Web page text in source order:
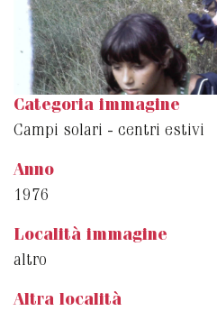
Categoria immagine
Campi solari - centri estivi
Anno
1976
Località immagine
altro
Altra località